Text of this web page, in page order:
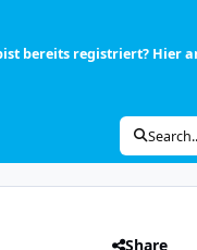
bereits registriert? Hier
Share